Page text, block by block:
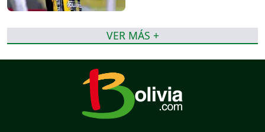
VER MÁS +